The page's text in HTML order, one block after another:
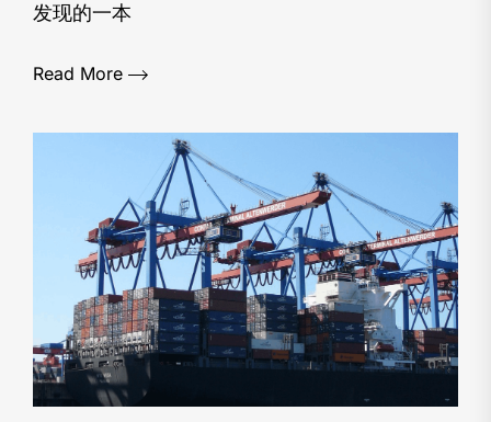
发现的一本
Read More